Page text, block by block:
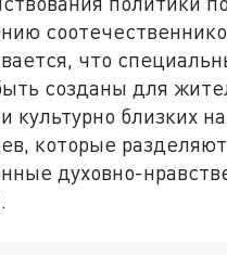
что
созданы для
культурно близких
которые разделяют
духовно-